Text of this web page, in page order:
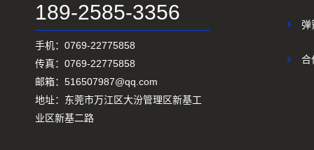
189-2585-3356
手机：0769-22775858
传真：0769-22775858
邮箱：516507987@qq.com
地址：东莞市万江区大汾管理区新基工
业区新基二路
弹
合